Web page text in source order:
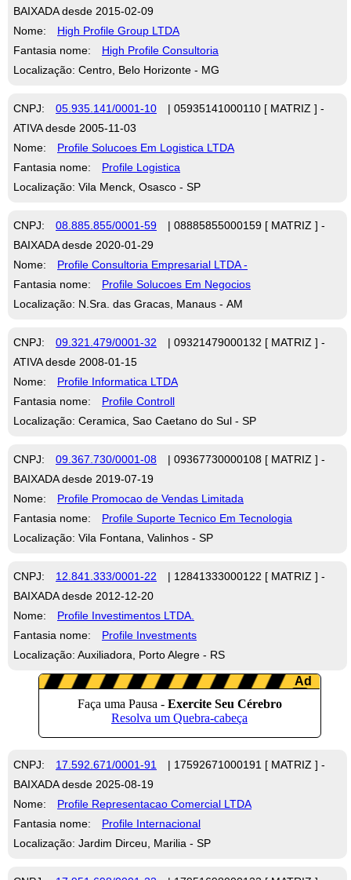
BAIXADA desde 2015-02-09
Nome:
High Profile Group LTDA
Fantasia nome:
High Profile Consultoria
Localização: Centro, Belo Horizonte - MG
CNPJ: 05.935.141/0001-10
| 05935141000110 [ MATRIZ ] -
ATIVA desde 2005-11-03
Nome:
Profile Solucoes Em Logistica LTDA
Fantasia nome:
Profile Logistica
Localização: Vila Menck, Osasco - SP
CNPJ: 08.885.855/0001-59
| 08885855000159 [ MATRIZ ] -
BAIXADA desde 2020-01-29
Nome:
Profile Consultoria Empresarial LTDA -
Fantasia nome:
Profile Solucoes Em Negocios
Localização: N.Sra. das Gracas, Manaus - AM
CNPJ: 09.321.479/0001-32
| 09321479000132 [ MATRIZ ] -
ATIVA desde 2008-01-15
Nome:
Profile Informatica LTDA
Fantasia nome:
Profile Controll
Localização: Ceramica, Sao Caetano do Sul - SP
CNPJ: 09.367.730/0001-08
| 09367730000108 [ MATRIZ ] -
BAIXADA desde 2019-07-19
Nome:
Profile Promocao de Vendas Limitada
Fantasia nome:
Profile Suporte Tecnico Em Tecnologia
Localização: Vila Fontana, Valinhos - SP
CNPJ: 12.841.333/0001-22
| 12841333000122 [ MATRIZ ] -
BAIXADA desde 2012-12-20
Nome:
Profile Investimentos LTDA.
Fantasia nome:
Profile Investments
Localização: Auxiliadora, Porto Alegre - RS
CNPJ: 17.592.671/0001-91
| 17592671000191 [ MATRIZ ] -
BAIXADA desde 2025-08-19
Nome:
Profile Representacao Comercial LTDA
Fantasia nome:
Profile Internacional
Localização: Jardim Dirceu, Marilia - SP